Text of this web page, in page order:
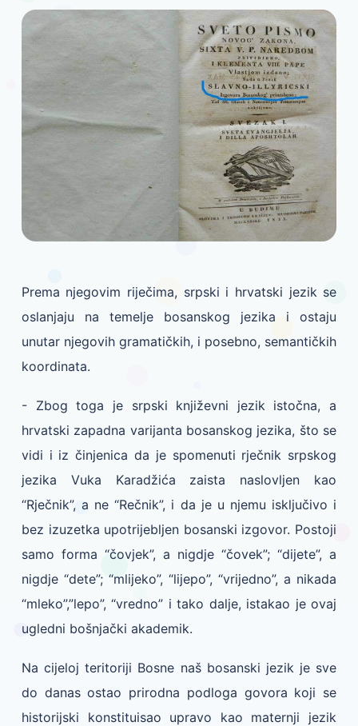
Prema njegovim riječima, srpski i hrvatski jezik se
oslanjaju na temelje bosanskog jezika i ostaju
unutar njegovih gramatičkih, i posebno, semantičkih
koordinata.
- Zbog toga je srpski književni jezik istočna, a
hrvatski zapadna varijanta bosanskog jezika, što se
vidi i iz činjenica da je spomenuti rječnik srpskog
jezika Vuka Karadžića zaista naslovljen kao
“Rječnik”, a ne “Rečnik”, i da je u njemu isključivo i
bez izuzetka upotrijebljen bosanski izgovor. Postoji
samo forma “čovjek”, a nigdje “čovek”; “dijete”, a
nigdje “dete”; “mlijeko”, “lijepo”, “vrijedno”, a nikada
“mleko”,”lepo”, “vredno” i tako dalje, istakao je ovaj
ugledni bošnjački akademik.
Na cijeloj teritoriji Bosne naš bosanski jezik je sve
do danas ostao prirodna podloga govora koji se
historijski konstituisao upravo kao maternji jezik